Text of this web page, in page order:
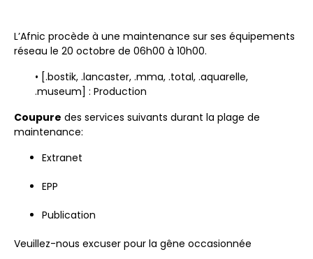
L’Afnic procède à une maintenance sur ses équipements
réseau le 20 octobre de 06h00 à 10h00.
• [.bostik, .lancaster, .mma, .total, .aquarelle,
.museum] : Production
Coupure des services suivants durant la plage de
maintenance:
Extranet
EPP
Publication
Veuillez-nous excuser pour la gêne occasionnée